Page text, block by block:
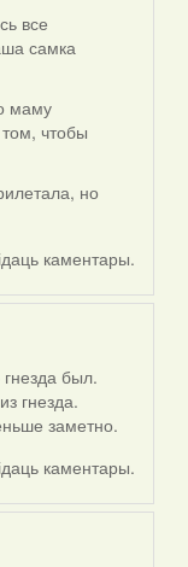
все
самка
маму
чтобы
но
каментары.
был.
гнезда.
заметно.
каментары.